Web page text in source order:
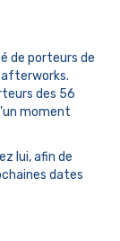
de porteurs de
afterworks.
des 56
moment
lui, afin de
dates